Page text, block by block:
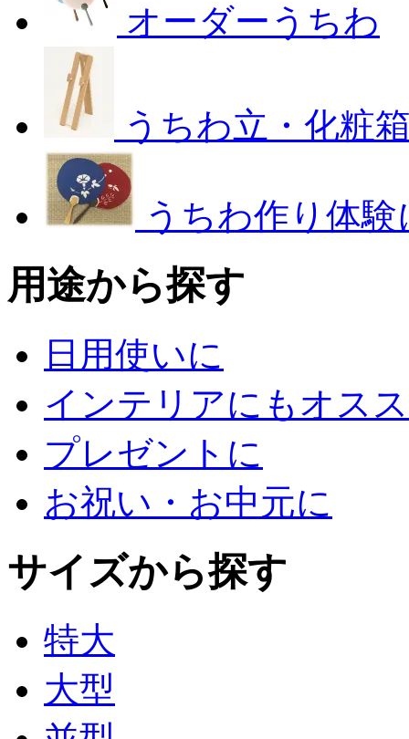
オーダーうちわ
うちわ立・化粧
うちわ作り体
用途から探す
日用使いに
インテリアにもオス
プレゼントに
お祝い・お中元に
サイズから探す
特大
大型